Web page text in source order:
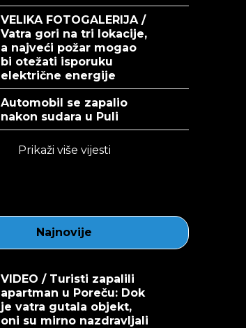
VELIKA FOTOGALERIJA /
Vatra gori na tri lokacije,
a najveći požar mogao
bi otežati isporuku
električne energije
Automobil se zapalio
nakon sudara u Puli
Prikaži više vijesti
Najnovije
VIDEO / Turisti zapalili
apartman u Poreču: Dok
je vatra gutala objekt,
oni su mirno nazdravljali